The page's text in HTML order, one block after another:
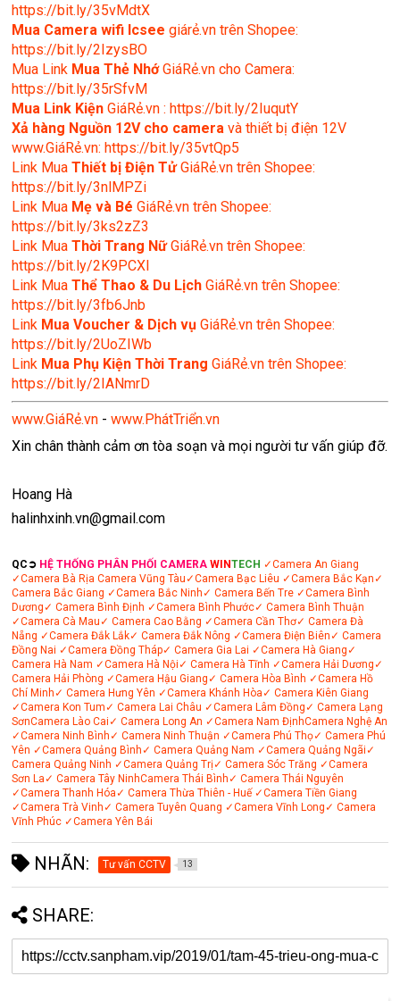
https://bit.ly/35vMdtX
Mua Camera wifi Icsee giárẻ.vn trên Shopee:
https://bit.ly/2IzysBO
Mua Link Mua Thẻ NhớGiáRẻ.vn cho Camera:
https://bit.ly/35rSfvM
Mua Link KiệnGiáRẻ.vn : https://bit.ly/2IuqutY
Xả hàng Nguồn 12V cho cameravà thiết bị điện 12V
www.GiáRẻ.vn: https://bit.ly/35vtQp5
Link MuaThiết bị Điện TửGiáRẻ.vn trên Shopee:
https://bit.ly/3nlMPZi
Link Mua Mẹ và Bé GiáRẻ.vn trên Shopee:
https://bit.ly/3ks2zZ3
Link MuaThời Trang NữGiáRẻ.vn trên Shopee:
https://bit.ly/2K9PCXl
Link Mua Thể Thao & Du Lịch GiáRẻ.vn trên Shopee:
https://bit.ly/3fb6Jnb
Link Mua Voucher & Dịch vụ GiáRẻ.vn trên Shopee:
https://bit.ly/2UoZIWb
Link Mua Phụ Kiện Thời TrangGiáRẻ.vn trên Shopee:
https://bit.ly/2IANmrD
www.GiáRẻ.vn -www.PhátTriển.vn
Xin chân thành cảm ơn tòa soạn và mọi người tư vấn giúp đỡ.
Hoang Hà
halinhxinh.vn@gmail.com
QC➲ HỆ THỐNG PHÂN PHỐI CAMERA WINTECH ✓Camera An Giang
✓Camera Bà Rịa Camera Vũng Tàu ✓Camera Bạc Liêu ✓Camera Bắc Kạn ✓
Camera Bắc Giang ✓Camera Bắc Ninh ✓ Camera Bến Tre ✓Camera Bình
Dương ✓ Camera Bình Định ✓Camera Bình Phước✓ Camera Bình Thuận
✓Camera Cà Mau ✓ Camera Cao Bằng ✓Camera Cần Thơ✓ Camera Đà
Nẵng ✓Camera Đắk Lắk✓ Camera Đắk Nông ✓Camera Điện Biên ✓ Camera
Đồng Nai ✓Camera Đồng Tháp✓ Camera Gia Lai ✓Camera Hà Giang ✓
Camera Hà Nam ✓Camera Hà Nội ✓ Camera Hà Tĩnh ✓Camera Hải Dương ✓
Camera Hải Phòng ✓Camera Hậu Giang ✓ Camera Hòa Bình ✓Camera Hồ
Chí Minh ✓ Camera Hưng Yên ✓Camera Khánh Hòa ✓ Camera Kiên Giang
✓Camera Kon Tum ✓ Camera Lai Châu ✓Camera Lâm Đồng ✓ Camera Lạng
SơnCamera Lào Cai ✓ Camera Long An ✓Camera Nam ĐịnhCamera Nghệ An
✓Camera Ninh Bình ✓ Camera Ninh Thuận ✓Camera Phú Thọ✓ Camera Phú
Yên ✓Camera Quảng Bình ✓ Camera Quảng Nam ✓Camera Quảng Ngãi ✓
Camera Quảng Ninh ✓Camera Quảng Trị ✓ Camera Sóc Trăng ✓Camera
Sơn La ✓ Camera Tây NinhCamera Thái Bình ✓ Camera Thái Nguyên
✓Camera Thanh Hóa ✓ Camera Thừa Thiên - Huế✓Camera Tiền Giang
✓Camera Trà Vinh ✓ Camera Tuyên Quang ✓Camera Vĩnh Long ✓ Camera
Vĩnh Phúc ✓Camera Yên Bái
NHÃN: Tư vấn CCTV 13
SHARE: